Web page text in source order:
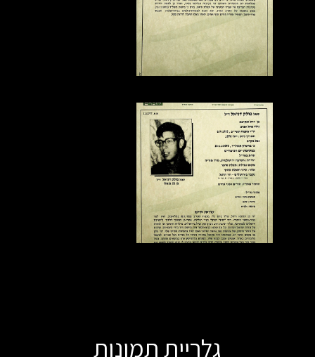
גלריית תמונות